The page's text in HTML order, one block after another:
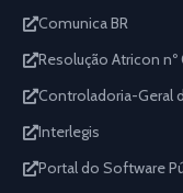
Comunica BR
Resolução Atricon
Controladoria-Geral
Interlegis
Portal do Software